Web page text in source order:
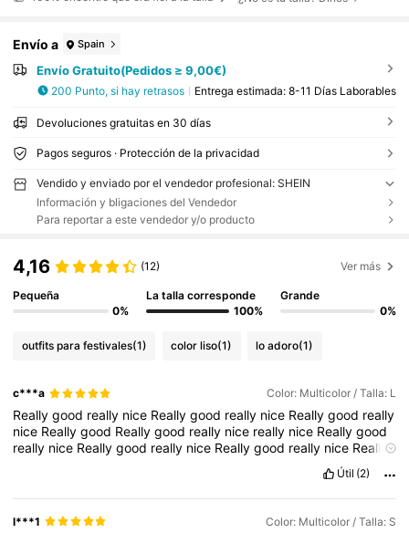
Envío a Spain
Envío Gratuito(Pedidos ≥ 9,00€)
200 Punto, si hay retrasos Entrega estimada: 8-11 Días Laborables
Devoluciones gratuitas en 30 días
Pagos seguros · Protección de la privacidad
Vendido y enviado por el vendedor profesional: SHEIN
Información y bligaciones del Vendedor
Para reportar a este vendedor y/o producto
4,16 (12) Ver más
Pequeña
0%
La talla corresponde
100%
Grande
0%
outfits para festivales(1) color liso(1) lo adoro(1)
c***a Color: Multicolor / Talla: L
Reallygood really nice Reallygood really nice Reallygood really
nice Reallygood Reallygood really nice really nice Reallygood
really nice Reallygood really nice Reallygood really nice Really
Útil (2)
l***1 Color: Multicolor / Talla: S